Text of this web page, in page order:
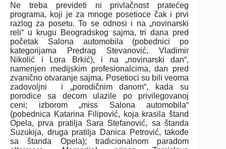
Ne treba prevideti ni privlačnost pratećeg
programa, koji je za mnoge posetioce čak i prvi
razlog za posetu. To se odnosi i na „novinarski
reli“ u krugu Beogradskog sajma, tri dana pred
početak Salona automobila (pobednici po
kategorijama Predrag Stevanović, Vladimir
Nikolić i Lora Brkić), i na „novinarski dan“,
namenjen medijskim profesionalcima, dan pred
zvanično otvaranje sajma. Posetioci su bili veoma
zadovoljni i „porodičnim danom“, kada su
porodice sa decom ulazile po privilegovanoj
ceni; izborom „miss Salona automobila“
(pobednica Katarina Filipović, koja krasila štand
Opela, prva pratilja Sara Stefanović, sa štanda
Suzukija, druga pratilja Danica Petrović, takođe
sa štanda Opela); tradicionalnom paradom